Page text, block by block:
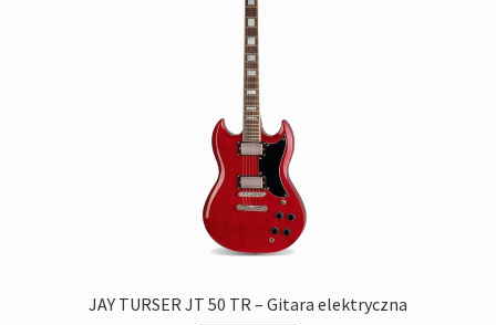
JAY TURSER JT 50 TR – Gitara elektryczna